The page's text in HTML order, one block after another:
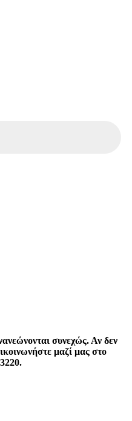
συνεχώς. Αν δεν
μαζί μας στο